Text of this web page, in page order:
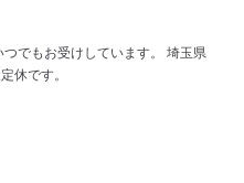
でもお受けしています。 埼玉県
休です。